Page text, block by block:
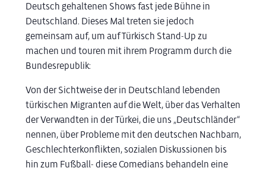
Deutsch gehaltenen Shows fast jede Bühne in
Deutschland. Dieses Mal treten sie jedoch
gemeinsam auf, um auf Türkisch Stand-Up zu
machen und touren mit ihrem Programm durch die
Bundesrepublik:
Von der Sichtweise der in Deutschland lebenden
türkischen Migranten auf die Welt, über das Verhalten
der Verwandten in der Türkei, die uns „Deutschländer“
nennen, über Probleme mit den deutschen Nachbarn,
Geschlechterkonflikten, sozialen Diskussionen bis
hin zum Fußball- diese Comedians behandeln eine